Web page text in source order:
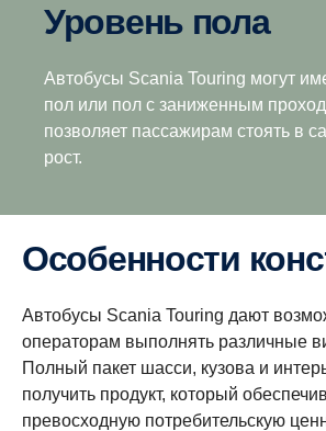
Уровень пола
Автобусы Scania Touring могут
пол или пол с заниженным
позволяет пассажирам стоять в
рост.
Особенности
Автобусы Scania Touring дают
операторам выполнять различные
Полный пакет шасси, кузова и
получить продукт, который
превосходную потребительскую